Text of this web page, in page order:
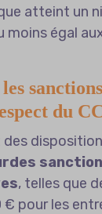
atteint un
moins égal
du
, telles que
€ pour les